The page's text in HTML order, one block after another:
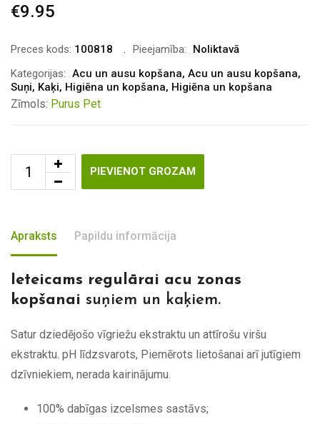
€9.95
Preces kods: 100818 Pieejamība:
Noliktavā
Kategorijas: Acu un ausu kopšana, Acu un ausu kopšana,
Suņi, Kaķi, Higiēna un kopšana, Higiēna un kopšana
Zīmols: Purus Pet
PIEVIENOT GROZAM
Apraksts Papildu informācija
Ieteicams regulārai acu zonas
kopšanai suņiem un kaķiem.
Satur dziedējošo vīgriežu ekstraktu un attīrošu viršu
ekstraktu. pH līdzsvarots, Piemērots lietošanai arī jutīgiem
dzīvniekiem, nerada kairinājumu.
100% dabīgas izcelsmes sastāvs;